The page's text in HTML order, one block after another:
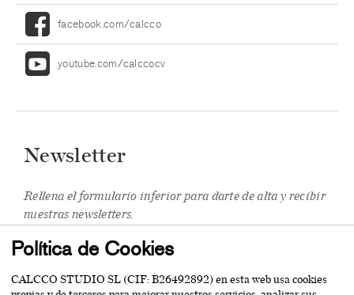
facebook.com/calcco
youtube.com/calccocv
Newsletter
Rellena el formulario inferior para darte de alta y recibir
nuestras newsletters.
Política de Cookies
CALCCO STUDIO SL (CIF: B26492892) en esta web usa cookies